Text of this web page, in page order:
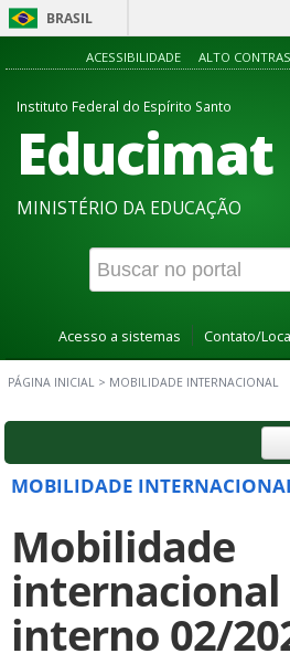
BRASIL
ACESSIBILIDADE ALTO
Instituto Federal do Espírito Santo
Educimat
MINISTÉRIO DA EDUCAÇÃO
Acesso a sistemas Contato/
PÁGINA INICIAL > MOBILIDADE INTERNACIONAL
MOBILIDADE
Mobilidade
internacional
interno 02/